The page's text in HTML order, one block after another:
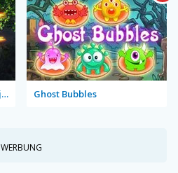
Mystery Venue Hidden Object Ghost Bubbles
WERBUNG